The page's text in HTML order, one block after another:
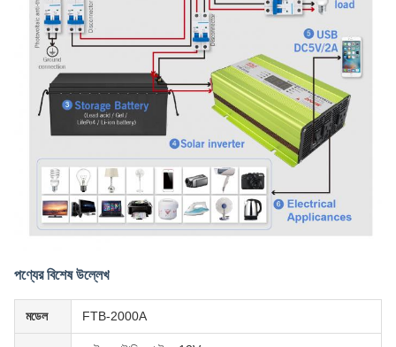
পণ্যের বিশেষ উল্লেখ
মডেল FTB-2000A